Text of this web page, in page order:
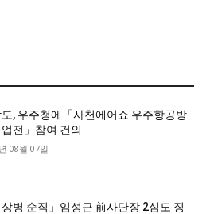
, 우주청에「사천에어쇼 우주항공방
전」참여 건의
08월 07일
상병 순직」임성근 前사단장 2심도 징